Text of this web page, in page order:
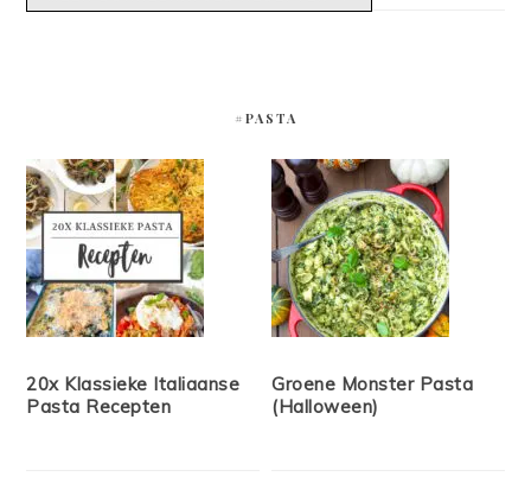
#PASTA
20x Klassieke Italiaanse
Pasta Recepten
Groene Monster Pasta
(Halloween)